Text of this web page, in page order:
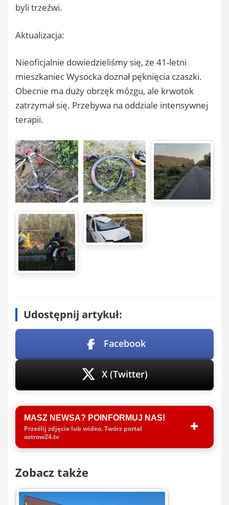
byli trzeźwi.
Aktualizacja:
Nieoficjalnie dowiedzieliśmy się, że 41-letni
mieszkaniec Wysocka doznał pęknięcia czaszki.
Obecnie ma duży obrzęk mózgu, ale krwotok
zatrzymał się. Przebywa na oddziale intensywnej
terapii.
Udostępnij artykuł:
Facebook
X (Twitter)
MASZ NEWSA? POINFORMUJ NAS!
Prześlij zdjęcie lub wideo. Twórz portal
ostrow24.tv
Zobacz także